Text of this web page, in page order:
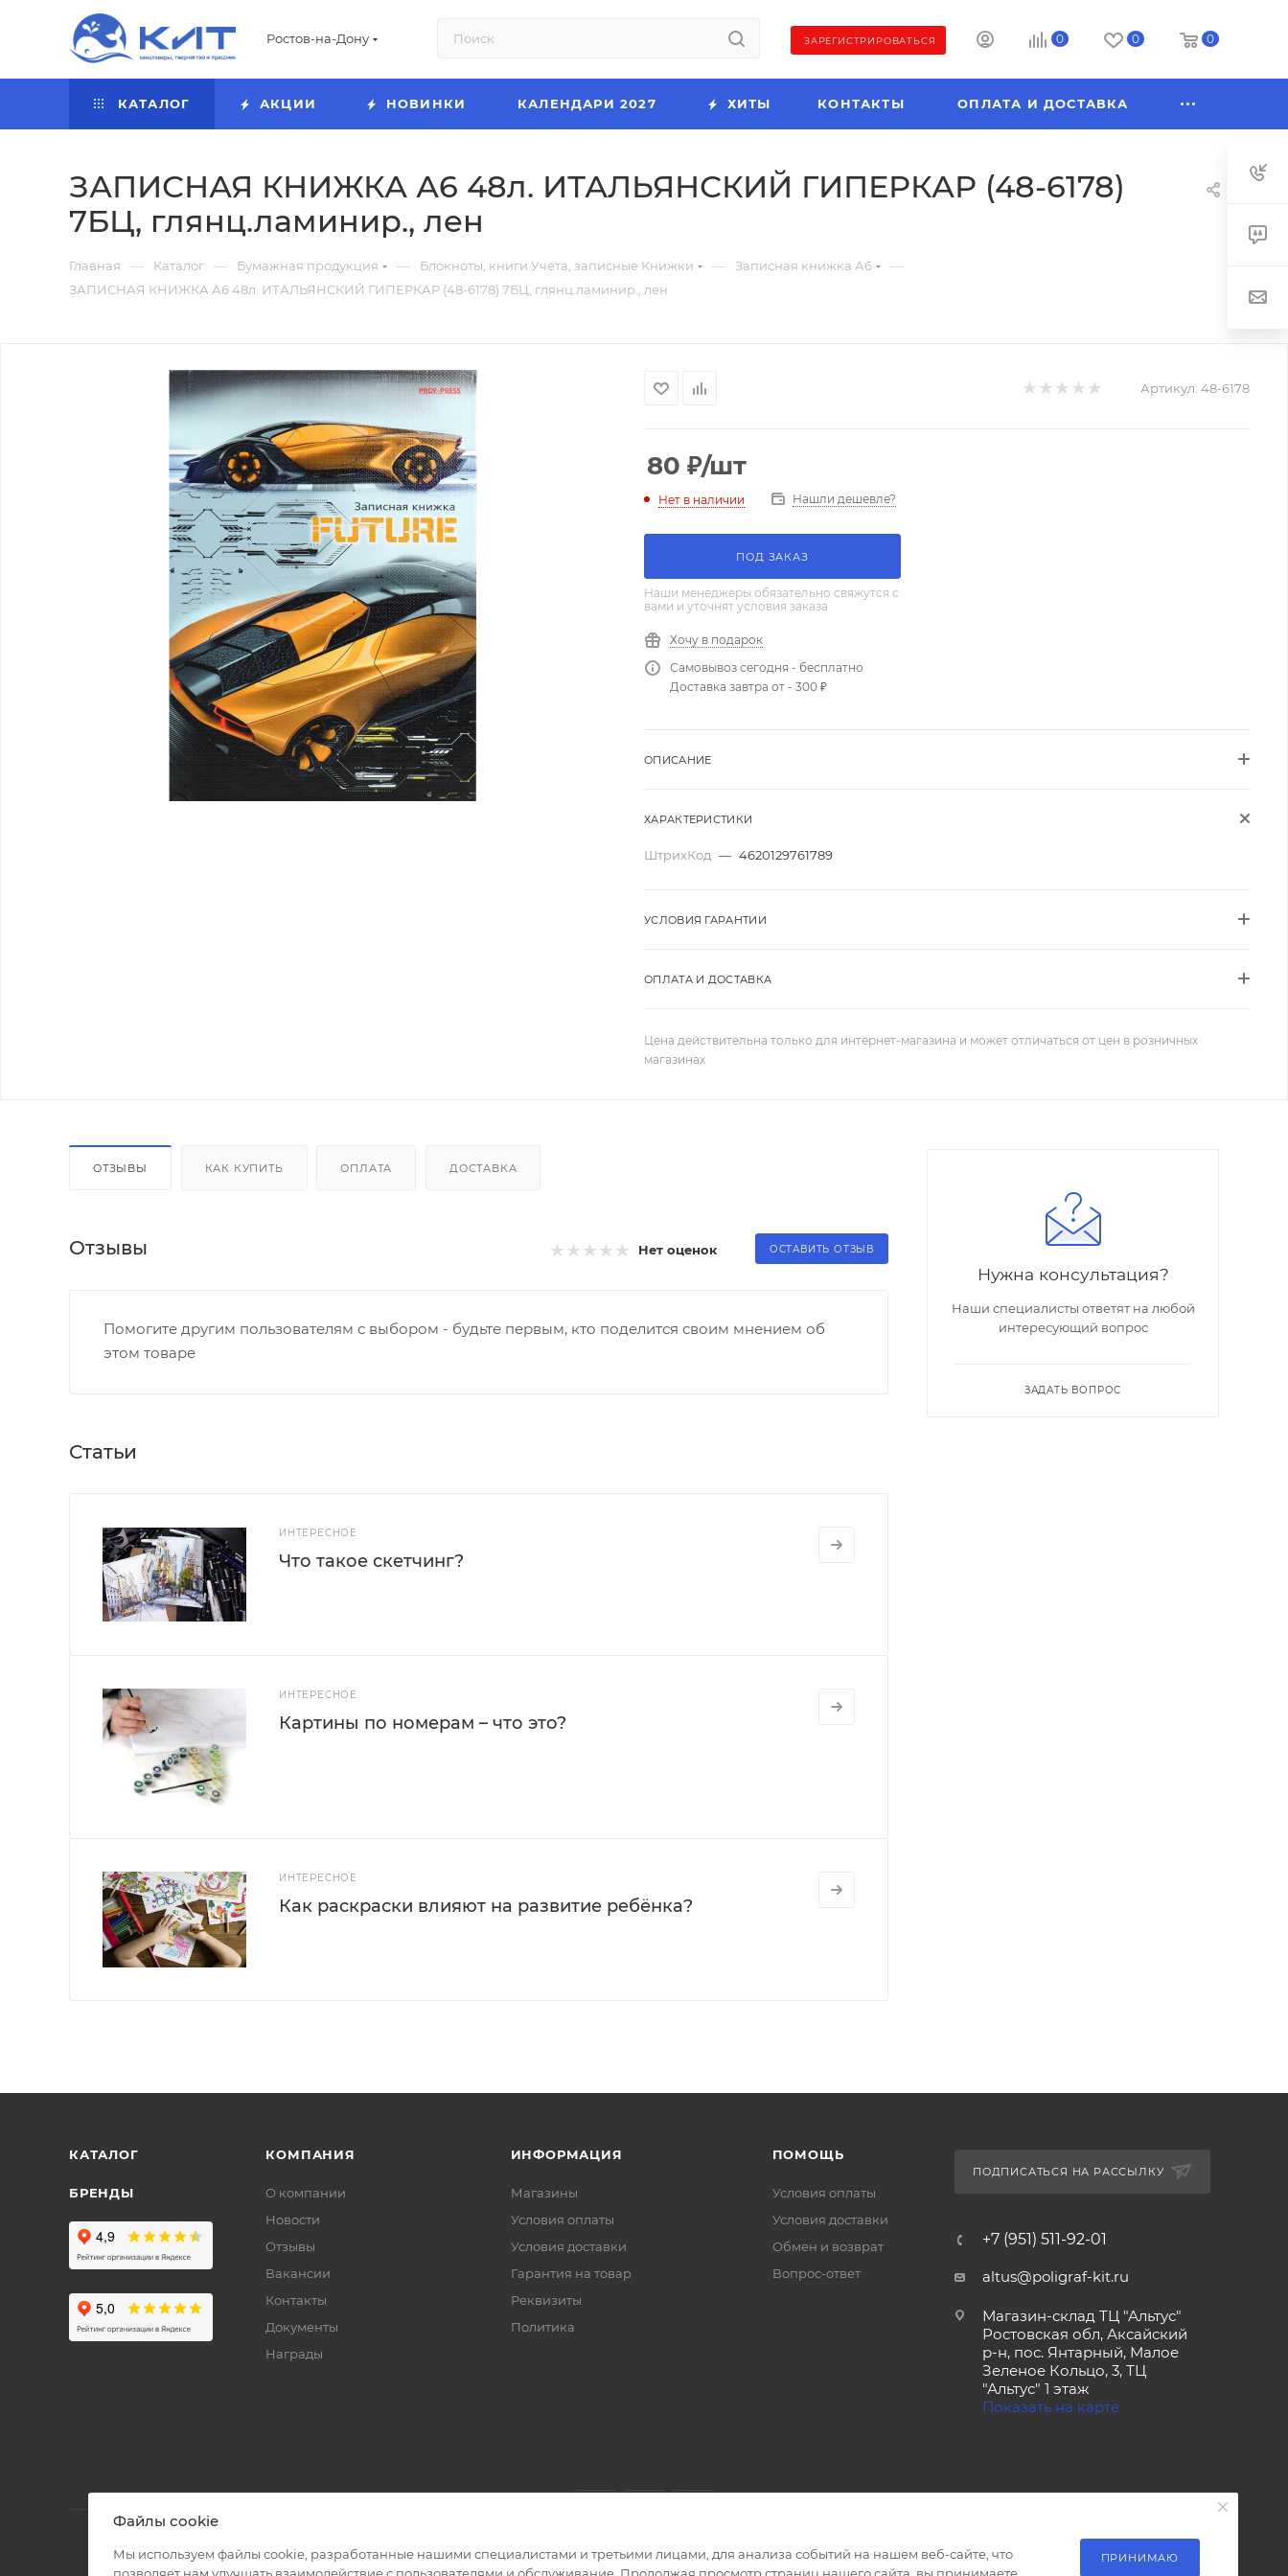
Ростов-на-Дону ЗАРЕГИСТРИРОВАТЬСЯ 0 0 0
КАТАЛОГ АКЦИИ НОВИНКИ КАЛЕНДАРИ 2027 ХИТЫ КОНТАКТЫ ОПЛАТА И ДОСТАВКА
ЗАПИСНАЯ КНИЖКА А6 48л. ИТАЛЬЯНСКИЙ ГИПЕРКАР (48-6178)
7БЦ, глянц.ламинир., лен
Главная — Каталог — Бумажная продукция — Блокноты, книги Учёта, записные Книжки — Записная книжка А6 —
ЗАПИСНАЯ КНИЖКА А6 48л. ИТАЛЬЯНСКИЙ ГИПЕРКАР (48-6178) 7БЦ, глянц.ламинир., лен
Артикул: 48-6178
80 ₽/шт
Нет в наличии Нашли дешевле?
ПОД ЗАКАЗ
Наши менеджеры обязательно свяжутся с
вами и уточнят условия заказа
Хочу в подарок
Самовывоз сегодня - бесплатно
Доставка завтра от - 300 ₽
ОПИСАНИЕ
ХАРАКТЕРИСТИКИ
ШтрихКод — 4620129761789
УСЛОВИЯ ГАРАНТИИ
ОПЛАТА И ДОСТАВКА
Цена действительна только для интернет-магазина и может отличаться от цен в розничных
магазинах
ОТЗЫВЫ КАК КУПИТЬ ОПЛАТА ДОСТАВКА
Отзывы Нет оценок ОСТАВИТЬ ОТЗЫВ
Помогите другим пользователям с выбором - будьте первым, кто поделится своим мнением об
этом товаре
Статьи
ИНТЕРЕСНОЕ
Что такое скетчинг?
ИНТЕРЕСНОЕ
Картины по номерам – что это?
ИНТЕРЕСНОЕ
Как раскраски влияют на развитие ребёнка?
Нужна консультация?
Наши специалисты ответят на любой
интересующий вопрос
ЗАДАТЬ ВОПРОС
КАТАЛОГ
БРЕНДЫ
КОМПАНИЯ
О компании
Новости
Отзывы
Вакансии
Контакты
Документы
Награды
ИНФОРМАЦИЯ
Магазины
Условия оплаты
Условия доставки
Гарантия на товар
Реквизиты
Политика
ПОМОЩЬ
Условия оплаты
Условия доставки
Обмен и возврат
Вопрос-ответ
ПОДПИСАТЬСЯ НА РАССЫЛКУ
+7 (951) 511-92-01
altus@poligraf-kit.ru
Магазин-склад ТЦ "Альтус"
Ростовская обл, Аксайский
р-н, пос. Янтарный, Малое
Зеленое Кольцо, 3, ТЦ
"Альтус" 1 этаж
Показать на карте
Файлы cookie
Мы используем файлы cookie, разработанные нашими специалистами и третьими лицами, для анализа событий на нашем веб-сайте, что
ПРИНИМАЮ